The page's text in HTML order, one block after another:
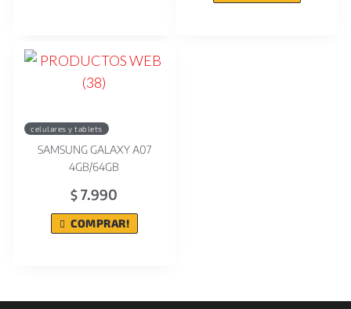
celulares y tablets
SAMSUNG GALAXY A07
4GB/64GB
$ 7.990
COMPRAR!